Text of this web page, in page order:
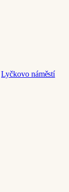
Lyčkovo náměstí